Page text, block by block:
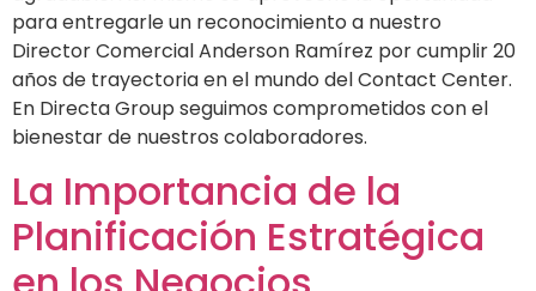
para entregarle un reconocimiento a nuestro
Director Comercial Anderson Ramírez por cumplir 20
años de trayectoria en el mundo del Contact Center.
En Directa Group seguimos comprometidos con el
bienestar de nuestros colaboradores.
La Importancia de la
Planificación Estratégica